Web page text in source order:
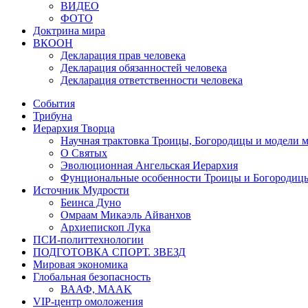
ВИДЕО
ФОТО
Доктрина мира
ВКООН
Декларация прав человека
Декларация обязанностей человека
Декларация ответственности человека
События
Трибуна
Иерархия Творца
Научная трактовка Троицы, Богородицы и модели
О Святых
Эволюционная Ангельская Иерархия
Фунциональные особенности Троицы и
Источник Мудрости
Беинса Дуно
Омраам Микаэль Айванхов
Архиепископ Лука
ПСИ-политтехнологии
ПОДГОТОВКА СПОРТ. ЗВЕЗД
Мировая экономика
Глобальная безопасность
ВААФ, MAAK
VIP-центр омоложения